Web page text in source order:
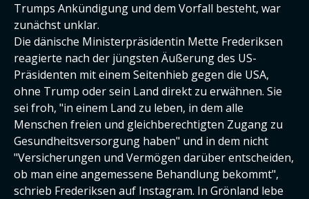
Trumps Ankündigung und dem Vorfall besteht, war
zunächst unklar.
Die dänische Ministerpräsidentin Mette Frederiksen
reagierte nach der jüngsten Äußerung des US-
Präsidenten mit einem Seitenhieb gegen die USA,
ohne Trump oder sein Land direkt zu erwähnen. Sie
sei froh, "in einem Land zu leben, in dem alle
Menschen freien und gleichberechtigten Zugang zu
Gesundheitsversorgung haben" und in dem nicht
"Versicherungen und Vermögen darüber entscheiden,
ob man eine angemessene Behandlung bekommt",
schrieb Frederiksen auf Instagram. In Grönland lebe